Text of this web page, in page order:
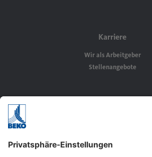
Karriere
Wir als Arbeitgeber
Stellenangebote
Im Taubental 7